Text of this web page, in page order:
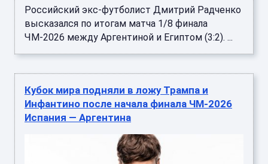
Российский экс-футболист Дмитрий Радченко
высказался по итогам матча 1/8 финала
ЧМ-2026 между Аргентиной и Египтом (3:2). ...
Кубок мира подняли в ложу Трампа и
Инфантино после начала финала ЧМ-2026
Испания — Аргентина